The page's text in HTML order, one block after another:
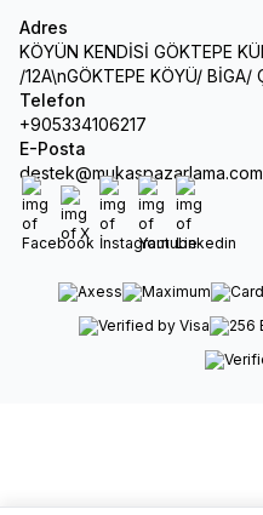
Adres
KÖYÜN KENDİSİ GÖKTEPE
/12A\nGÖKTEPE KÖYÜ/ BİGA/
Telefon
+905334106217
E-Posta
destek@mukaspazarlama.com
Facebook
X İnstagram
Youtube